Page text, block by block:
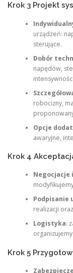
Krok 3 Projekt
urządzeń:
sterujące.
Dobór
napędów,
robocizny,
Opcje
awaryjne,
Krok 4
Negocjacje
Podpisanie
realizacji
Logistyka:
Krok 5